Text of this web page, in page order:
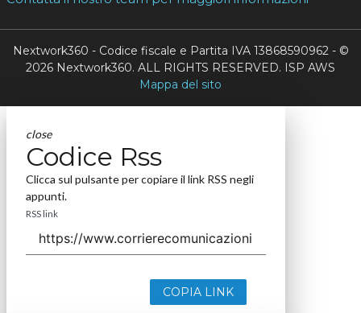
Nextwork360 - Codice fiscale e Partita IVA 13868590962 - ©
2026 Nextwork360. ALL RIGHTS RESERVED. ISP AWS
Mappa del sito
close
Codice Rss
Clicca sul pulsante per copiare il link RSS negli
appunti.
RSS link
COPIA LINK